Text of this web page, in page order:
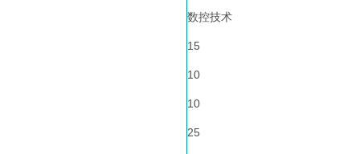
数控技术
15
10
10
25